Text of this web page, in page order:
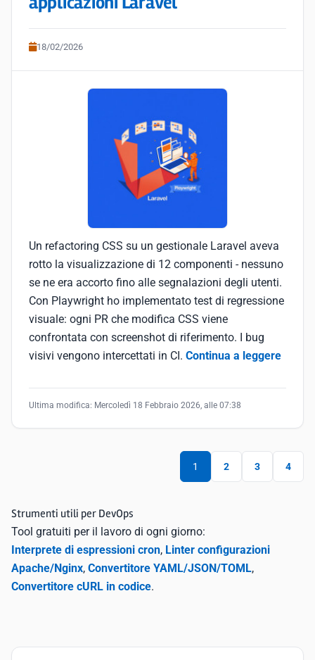
18/02/2026
Un refactoring CSS su un gestionale Laravel aveva
rotto la visualizzazione di 12 componenti - nessuno
se ne era accorto fino alle segnalazioni degli utenti.
Con Playwright ho implementato test di regressione
visuale: ogni PR che modifica CSS viene
confrontata con screenshot di riferimento. I bug
visivi vengono intercettati in CI. Continua a leggere
Ultima modifica: Mercoledì 18 Febbraio 2026, alle 07:38
1 2 3 4
Strumenti utili per DevOps
Tool gratuiti per il lavoro di ogni giorno:
Interprete di espressioni cron, Linter configurazioni
Apache/Nginx, Convertitore YAML/JSON/TOML,
Convertitore cURL in codice.